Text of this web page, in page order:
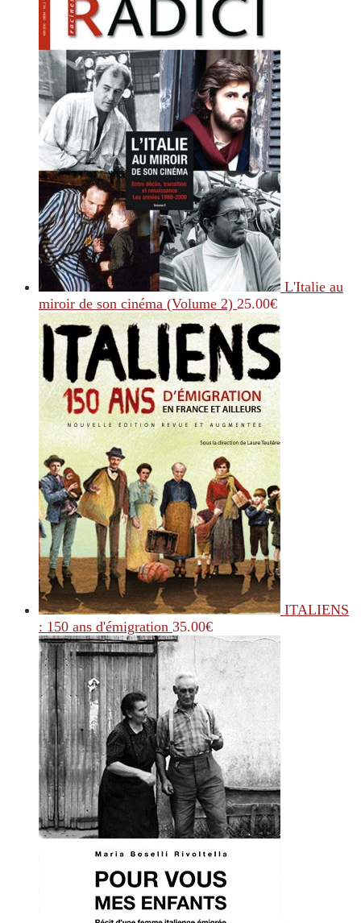
L'Italie au
miroir de son cinéma (Volume 2) 25.00€
ITALIENS
: 150 ans d'émigration 35.00€